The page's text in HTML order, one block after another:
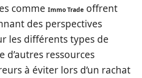
comme Immo Trade offrent
des perspectives
les différents types de
d’autres ressources
à éviter lors d’un rachat